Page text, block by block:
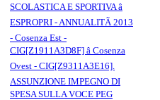
SCOLASTICA E SPORTIVA â
ESPROPRI - ANNUALITÃ 2013
- Cosenza Est -
CIG[Z1911A3D8F] â Cosenza
Ovest - CIG[Z9311A3E16].
ASSUNZIONE IMPEGNO DI
SPESA SULLA VOCE PEG